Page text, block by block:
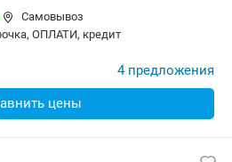
Защита от протечек
Самовывоз
ОПЛАТИ, кредит
4 предложения
цены